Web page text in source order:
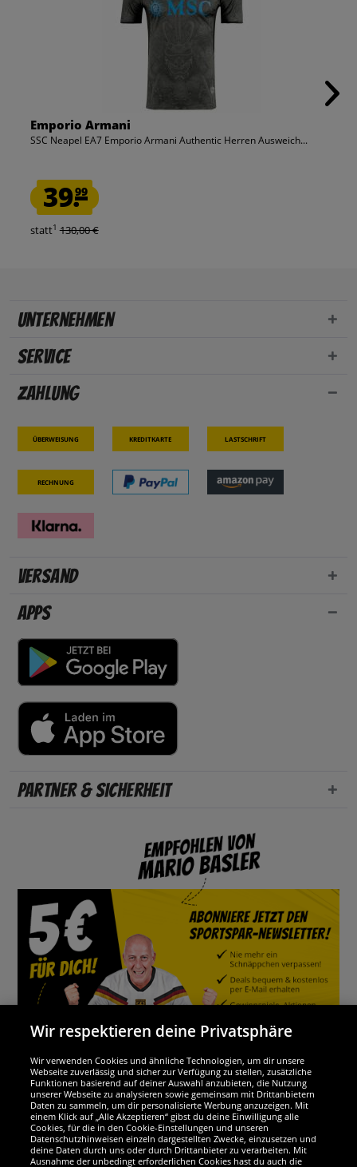
Emporio Armani
SSC Neapel EA7 Emporio Armani Authentic Herren Ausweich...
39.99
statt1 130,00 €
Unternehmen
Service
Zahlung
Überweisung Kreditkarte Lastschrift
Rechnung
Versand
Apps
Partner & Sicherheit
Wir sind ausgezeichnet
Wir respektieren deine Privatsphäre
Wir verwenden Cookies und ähnliche Technologien, um dir unsere
Webseite zuverlässig und sicher zur Verfügung zu stellen, zusätzliche
Funktionen basierend auf deiner Auswahl anzubieten, die Nutzung
unserer Webseite zu analysieren sowie gemeinsam mit Drittanbietern
Daten zu sammeln, um dir personalisierte Werbung anzuzeigen. Mit
einem Klick auf „Alle Akzeptieren“ gibst du deine Einwilligung alle
Cookies, für die in den Cookie-Einstellungen und unseren
Datenschutzhinweisen einzeln dargestellten Zwecke, einzusetzen und
deine Daten durch uns oder durch Drittanbieter zu verarbeiten. Mit
Ausnahme der unbedingt erforderlichen Cookies hast du auch die